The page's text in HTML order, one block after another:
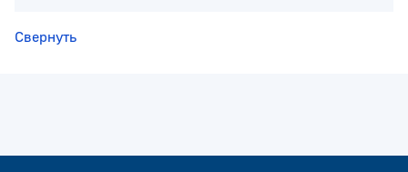
Свернуть